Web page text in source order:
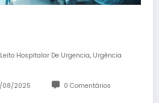
Leito Hospitalar De Urgencia, Urgência
08/2025 0 Comentários